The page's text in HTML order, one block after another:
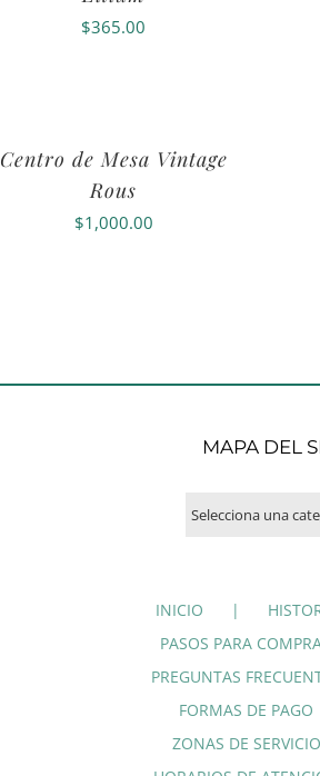
$365.00
Centro de Mesa Vintage
Rous
$1,000.00
MAPA DEL
INICIO
PASOS PARA
PREGUNTAS
FORMAS DE PAGO
ZONAS DE SERVICIO